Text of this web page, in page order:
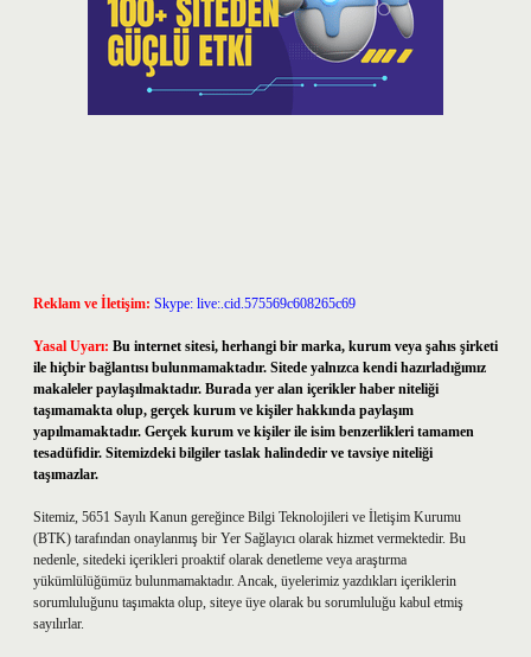
Reklam ve İletişim: Skype: live:.cid.575569c608265c69
Yasal Uyarı: Bu internet sitesi, herhangi bir marka, kurum veya şahıs şirketi
ile hiçbir bağlantısı bulunmamaktadır. Sitede yalnızca kendi hazırladığımız
makaleler paylaşılmaktadır. Burada yer alan içerikler haber niteliği
taşımamakta olup, gerçek kurum ve kişiler hakkında paylaşım
yapılmamaktadır. Gerçek kurum ve kişiler ile isim benzerlikleri tamamen
tesadüfidir. Sitemizdeki bilgiler taslak halindedir ve tavsiye niteliği
taşımazlar.
Sitemiz, 5651 Sayılı Kanun gereğince Bilgi Teknolojileri ve İletişim Kurumu
(BTK) tarafından onaylanmış bir Yer Sağlayıcı olarak hizmet vermektedir. Bu
nedenle, sitedeki içerikleri proaktif olarak denetleme veya araştırma
yükümlülüğümüz bulunmamaktadır. Ancak, üyelerimiz yazdıkları içeriklerin
sorumluluğunu taşımakta olup, siteye üye olarak bu sorumluluğu kabul etmiş
sayılırlar.